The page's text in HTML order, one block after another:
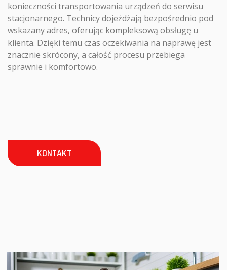
konieczności transportowania urządzeń do serwisu
stacjonarnego. Technicy dojeżdżają bezpośrednio pod
wskazany adres, oferując kompleksową obsługę u
klienta. Dzięki temu czas oczekiwania na naprawę jest
znacznie skrócony, a całość procesu przebiega
sprawnie i komfortowo.
KONTAKT